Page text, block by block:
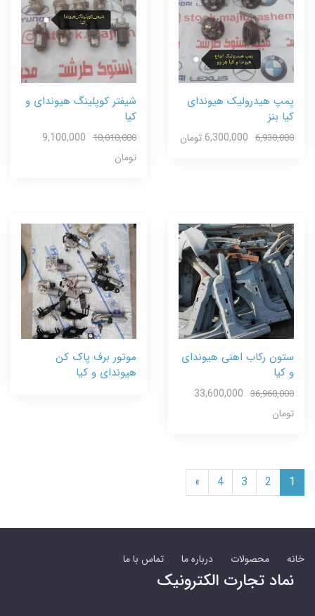
پمپ هیدرولیک هیوندای
کیا بنز
6,930,000 6,300,000 تومان
شیفتر کوپلینگ هیوندای و
کیا
10,010,000
9,100,000
تومان
ستون رکاب اهنی هیوندای
و کیا
36,960,000
33,600,000
تومان
موتور برف پاک کن
هیوندای و کیا
1
2
3
4
»
خانه محصولات درباره ما تماس با ما
نماد تجارت الکترونیک